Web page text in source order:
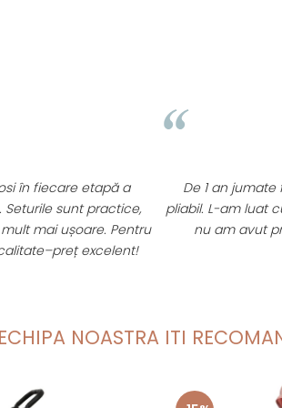
rezistent, versatil, usor si
masinii si nici la aeroport
producator roman!
Am
ECHIPA NOASTRA ITI